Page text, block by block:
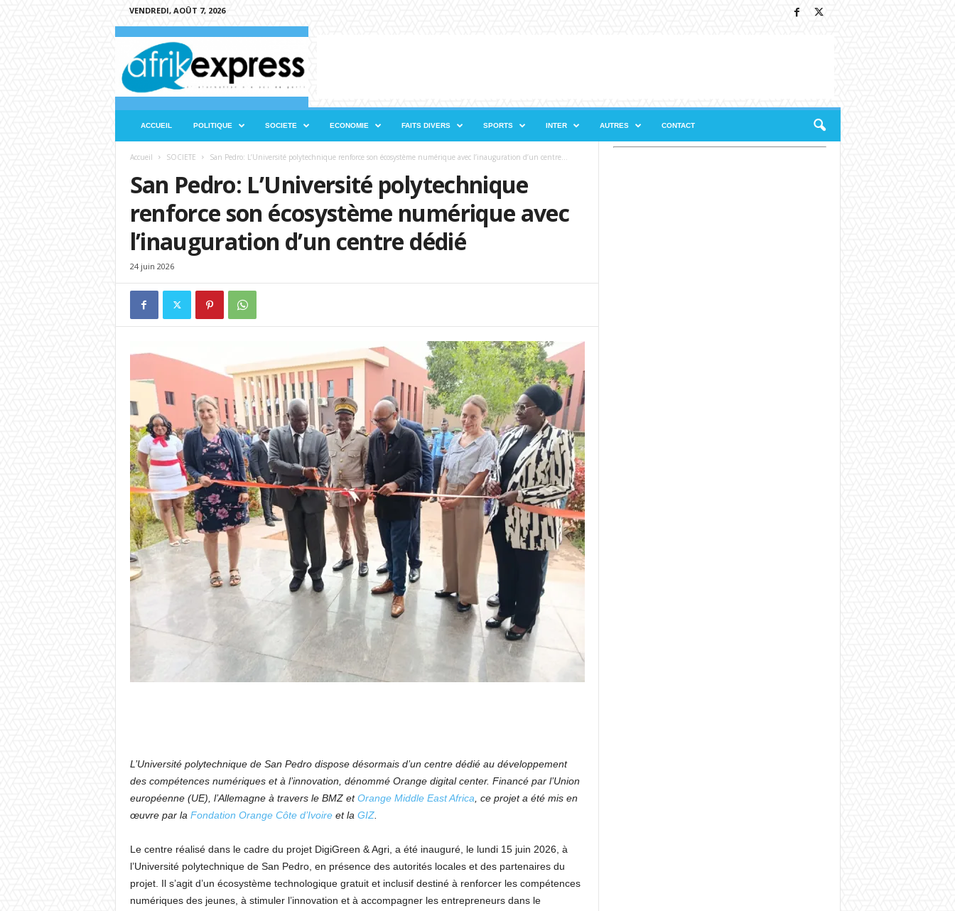
VENDREDI, AOÛT 7, 2026
e
ACCUEIL POLITIQUE SOCIETE ECONOMIE FAITS DIVERS SPORTS INTER AUTRES CONTACT
Accueil SOCIETE San Pedro: L’Université polytechnique renforce son écosystème numérique avec l’inauguration d’un centre...
San Pedro: L’Université polytechnique
renforce son écosystème numérique avec
l’inauguration d’un centre dédié
24 juin 2026
L’Université polytechnique de San Pedro dispose désormais d’un centre dédié au développement
des compétences numériques et à l’innovation, dénommé Orange digital center. Financé par l’Union
européenne (UE), l’Allemagne à travers le BMZ etOrange Middle East Africa , ce projet a été mis en
œuvre par la Fondation Orange Côte d’Ivoireet la GIZ.
Le centre réalisé dans le cadre du projet DigiGreen & Agri, a été inauguré, le lundi 15 juin 2026, à
l’Université polytechnique de San Pedro, en présence des autorités locales et des partenaires du
projet. Il s’agit d’un écosystème technologique gratuit et inclusif destiné à renforcer les compétences
numériques des jeunes, à stimuler l’innovation et à accompagner les entrepreneurs dans le